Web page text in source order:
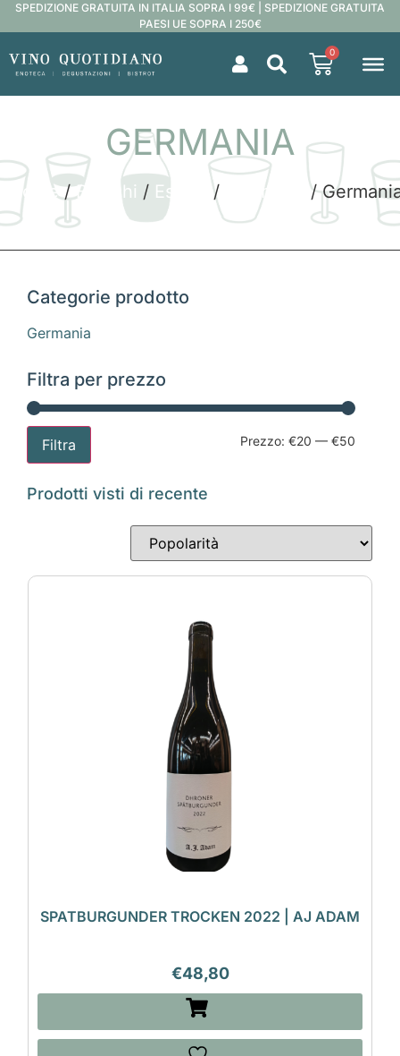
SPEDIZIONE GRATUITA IN ITALIA SOPRA I 99€ | SPEDIZIONE GRATUITA
PAESI UE SOPRA I 250€
0
GERMANIA
Home/Bianchi / Estero / Germania /
Categorie prodotto
Germania
Filtra per prezzo
Filtra Prezzo: €20 — €50
Prodotti visti di recente
SPATBURGUNDER TROCKEN 2022 | AJ ADAM
€48,80